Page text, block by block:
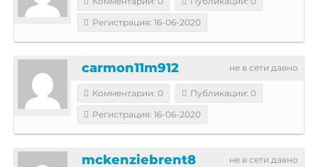
Регистрация: 16-06-2020
не в сети давно
carmon11m912
Комментарии: 0
Публикации: 0
Регистрация: 16-06-2020
не в сети давно
mckenziebrent8